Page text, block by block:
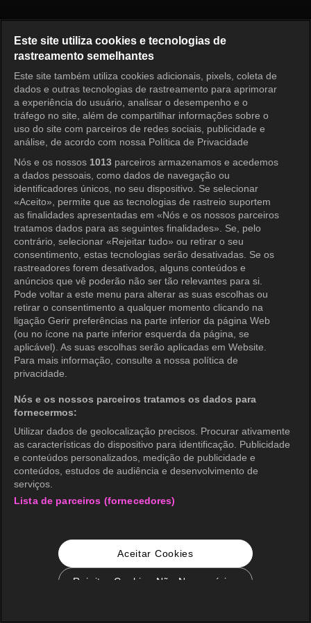
Entrar
Este site utiliza cookies e tecnologias de
rastreamento semelhantes
Este site também utiliza cookies adicionais, pixels, coleta de
dados e outras tecnologias de rastreamento para aprimorar
a experiência do usuário, analisar o desempenho e o
tráfego no site, além de compartilhar informações sobre o
uso do site com parceiros de redes sociais, publicidade e
análise, de acordo com nossa Política de Privacidade
Nós e os nossos 1013 parceiros armazenamos e acedemos
a dados pessoais, como dados de navegação ou
identificadores únicos, no seu dispositivo. Se selecionar
«Aceito», permite que as tecnologias de rastreio suportem
as finalidades apresentadas em «Nós e os nossos parceiros
tratamos dados para as seguintes finalidades». Se, pelo
contrário, selecionar «Rejeitar tudo» ou retirar o seu
consentimento, estas tecnologias serão desativadas. Se os
rastreadores forem desativados, alguns conteúdos e
anúncios que vê poderão não ser tão relevantes para si.
Pode voltar a este menu para alterar as suas escolhas ou
retirar o consentimento a qualquer momento clicando na
ligação Gerir preferências na parte inferior da página Web
(ou no ícone na parte inferior esquerda da página, se
aplicável). As suas escolhas serão aplicadas em Website.
Para mais informação, consulte a nossa política de
privacidade.
Nós e os nossos parceiros tratamos os dados para
fornecermos:
Utilizar dados de geolocalização precisos. Procurar ativamente
as características do dispositivo para identificação. Publicidade
e conteúdos personalizados, medição de publicidade e
conteúdos, estudos de audiência e desenvolvimento de
serviços.
Lista de parceiros (fornecedores)
Aceitar Cookies
Rejeitar Cookies Não Necessários